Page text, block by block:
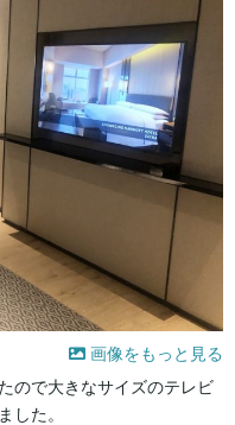
画像をもっと見る
ので大きなサイズのテレビ
した。